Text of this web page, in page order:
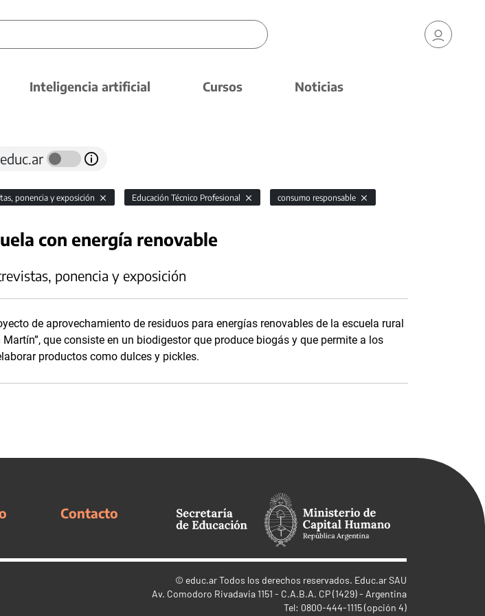
Inteligencia artificial Cursos Noticias
ponencia y exposición Educación Técnico Profesional consumo responsable
con energía renovable
ponencia y exposición
de aprovechamiento de residuos para energías renovables de la escuela rural
Martín”, que consiste en un biodigestor que produce biogás y que permite a los
productos como dulces y pickles.
Contacto
© educ.arTodos los derechos reservados. Educ.ar SAU
Av. Comodoro Rivadavia 1151 - C.A.B.A. CP (1429) - Argentina
Tel: 0800-444-1115 (opción 4)